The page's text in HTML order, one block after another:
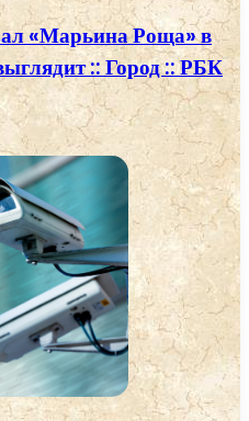
«Марьина Роща» в
:: Город :: РБК